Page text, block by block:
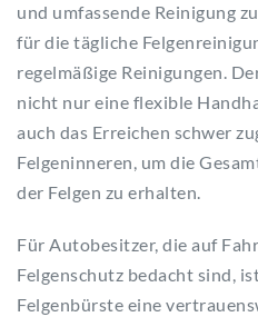
und umfassende Reinigung
für die tägliche
regelmäßige Reinigungen.
nicht nur eine flexible
auch das Erreichen schwer
Felgeninneren, um die
der Felgen zu erhalten.
Für Autobesitzer, die auf
Felgenschutz bedacht sind,
Felgenbürste eine